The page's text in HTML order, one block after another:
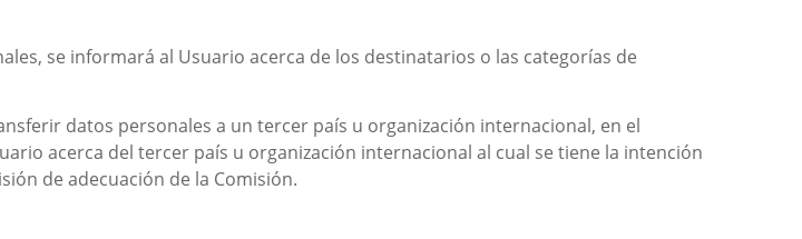
se informará al Usuario acerca de los destinatarios o las categorías de
datos personales a un tercer país u organización internacional, en el
acerca del tercer país u organización internacional al cual se tiene la intención
de adecuación de la Comisión.